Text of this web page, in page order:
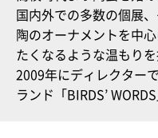
国内外での多数の個展
陶のオーナメントを中
たくなるような温もり
2009年にディレクター
ランド「BIRDS’